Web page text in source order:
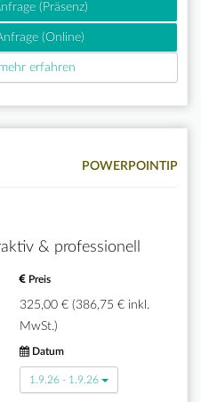
(Präsenz)
(Online)
mehr erfahren
POWERPOINTIP
& professionell
Preis
325,00 € (386,75 € inkl.
MwSt.)
Datum
1.9.26 - 1.9.26